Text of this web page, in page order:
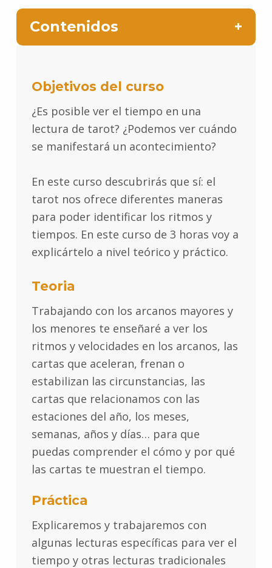
Contenidos
Objetivos del curso
¿Es posible ver el tiempo en una
lectura de tarot? ¿Podemos ver cuándo
se manifestará un acontecimiento?
En este curso descubrirás que sí: el
tarot nos ofrece diferentes maneras
para poder identificar los ritmos y
tiempos. En este curso de 3 horas voy a
explicártelo a nivel teórico y práctico.
Teoria
Trabajando con los arcanos mayores y
los menores te enseñaré a ver los
ritmos y velocidades en los arcanos, las
cartas que aceleran, frenan o
estabilizan las circunstancias, las
cartas que relacionamos con las
estaciones del año, los meses,
semanas, años y días… para que
puedas comprender el cómo y por qué
las cartas te muestran el tiempo.
Práctica
Explicaremos y trabajaremos con
algunas lecturas específicas para ver el
tiempo y otras lecturas tradicionales